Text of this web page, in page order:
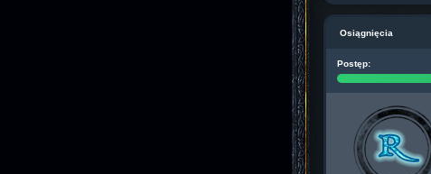
Osiągnięcia
Postęp: